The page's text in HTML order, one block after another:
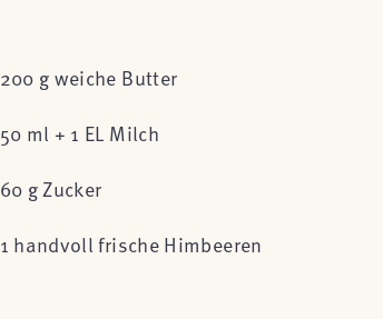
200 g weiche Butter
50 ml + 1 EL Milch
60 g Zucker
1 handvoll frische Himbeeren